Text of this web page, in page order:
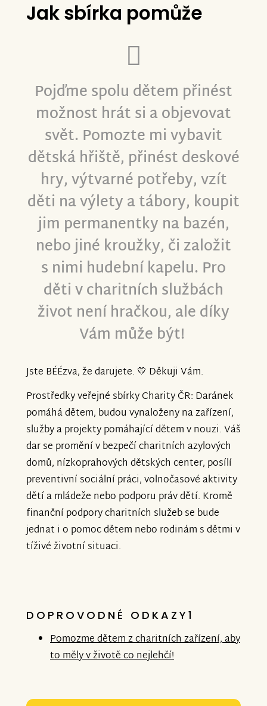
Jak sbírka pomůže
Pojďme spolu dětem přinést
možnost hrát si a objevovat
svět. Pomozte mi vybavit
dětská hřiště, přinést deskové
hry, výtvarné potřeby, vzít
děti na výlety a tábory, koupit
jim permanentky na bazén,
nebo jiné kroužky, či založit
s nimi hudební kapelu. Pro
děti v charitních službách
život není hračkou, ale díky
Vám může být!
Jste BÉÉzva, že darujete. 💛 Děkuji Vám.
Prostředky veřejné sbírky Charity ČR: Daránek
pomáhá dětem, budou vynaloženy na zařízení,
služby a projekty pomáhající dětem v nouzi. Váš
dar se promění v bezpečí charitních azylových
domů, nízkoprahových dětských center, posílí
preventivní sociální práci, volnočasové aktivity
dětí a mládeže nebo podporu práv dětí. Kromě
finanční podpory charitních služeb se bude
jednat i o pomoc dětem nebo rodinám s dětmi v
tíživé životní situaci.
DOPROVODNÉ ODKAZY1
Pomozme dětem z charitních zařízení, aby
to měly v životě co nejlehčí!